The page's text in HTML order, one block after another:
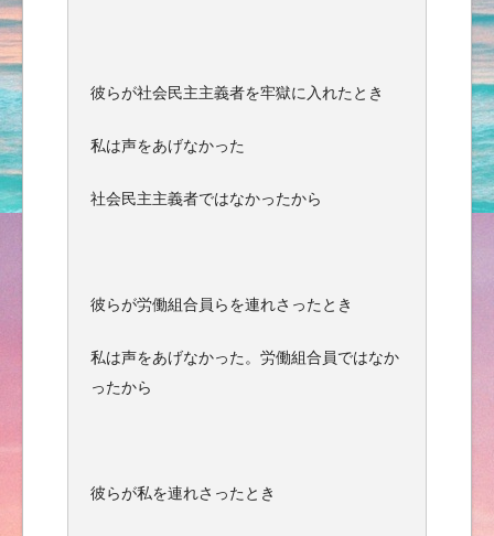
彼らが社会民主主義者を牢獄に入れたとき
私は声をあげなかった
社会民主主義者ではなかったから
彼らが労働組合員らを連れさったとき
私は声をあげなかった。労働組合員ではなか
ったから
彼らが私を連れさったとき